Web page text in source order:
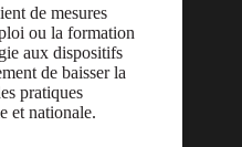
de mesures
ou la formation
aux dispositifs
de baisser la
pratiques
et nationale.